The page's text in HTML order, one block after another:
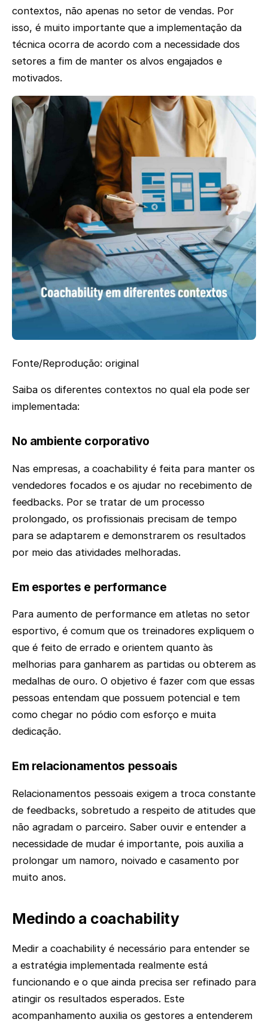
contextos, não apenas no setor de vendas. Por
isso, é muito importante que a implementação da
técnica ocorra de acordo com a necessidade dos
setores a fim de manter os alvos engajados e
motivados.
Fonte/Reprodução: original
Saiba os diferentes contextos no qual ela pode ser
implementada:
No ambiente corporativo
Nas empresas, a coachability é feita para manter os
vendedores focados e os ajudar no recebimento de
feedbacks. Por se tratar de um processo
prolongado, os profissionais precisam de tempo
para se adaptarem e demonstrarem os resultados
por meio das atividades melhoradas.
Em esportes e performance
Para aumento de performance em atletas no setor
esportivo, é comum que os treinadores expliquem o
que é feito de errado e orientem quanto às
melhorias para ganharem as partidas ou obterem as
medalhas de ouro. O objetivo é fazer com que essas
pessoas entendam que possuem potencial e tem
como chegar no pódio com esforço e muita
dedicação.
Em relacionamentos pessoais
Relacionamentos pessoais exigem a troca constante
de feedbacks, sobretudo a respeito de atitudes que
não agradam o parceiro. Saber ouvir e entender a
necessidade de mudar é importante, pois auxilia a
prolongar um namoro, noivado e casamento por
muito anos.
Medindo a coachability
Medir a coachability é necessário para entender se
a estratégia implementada realmente está
funcionando e o que ainda precisa ser refinado para
atingir os resultados esperados. Este
acompanhamento auxilia os gestores a entenderem